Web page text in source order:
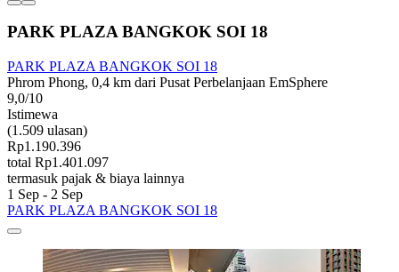
PARK PLAZA BANGKOK SOI 18
PARK PLAZA BANGKOK SOI 18
Phrom Phong, 0,4 km dari Pusat Perbelanjaan EmSphere
9,0/10
Istimewa
(1.509 ulasan)
Rp1.190.396
total Rp1.401.097
termasuk pajak & biaya lainnya
1 Sep - 2 Sep
PARK PLAZA BANGKOK SOI 18